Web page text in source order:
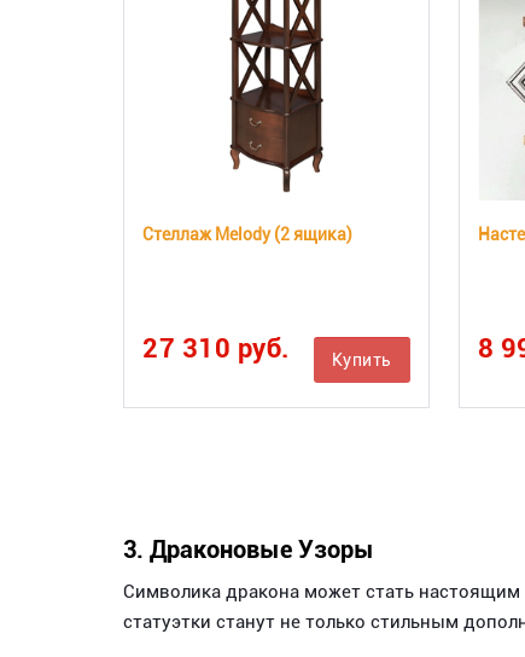
Стеллаж Melody (2 ящика)
27 310 руб. Купить 8
3. Драконовые Узоры
Символика дракона может стать
статуэтки станут не только стильным